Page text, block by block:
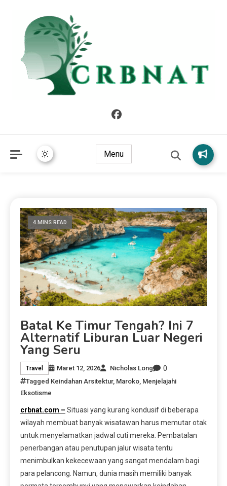
Menu
4 MINS READ
Batal Ke Timur Tengah? Ini 7
Alternatif Liburan Luar Negeri
Yang Seru
Travel Maret 12, 2026 Nicholas Long 0
Tagged Keindahan Arsitektur, Maroko Menjelajahi
Eksotisme
crbnat.com – Situasi yang kurang kondusif di beberapa
wilayah membuat banyak wisatawan harus memutar otak
untuk menyelamatkan jadwal cuti mereka. Pembatalan
penerbangan atau penutupan jalur wisata tentu
menimbulkan kekecewaan yang sangat mendalam bagi
para pelancong. Namun, dunia masih memiliki banyak